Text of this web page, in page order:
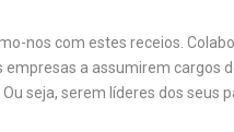
nos com estes receios.
a assumirem cargos
seja, serem líderes dos seus